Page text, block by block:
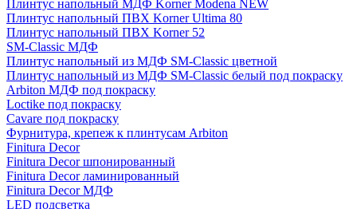
Плинтус напольный МДФ Korner Modena NEW
Плинтус напольный ПВХ Korner Ultima 80
Плинтус напольный ПВХ Korner 52
SM-Classic МДФ
Плинтус напольный из МДФ SM-Classic цветной
Плинтус напольный из МДФ SM-Classic белый под покраску
Arbiton МДФ под покраску
Loctike под покраску
Cavare под покраску
Фурнитура, крепеж к плинтусам Arbiton
Finitura Decor
Finitura Decor шпонированный
Finitura Decor ламинированный
Finitura Decor МДФ
LED подсветка